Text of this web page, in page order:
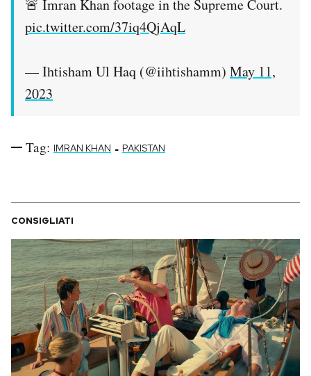
🚨 Imran Khan footage in the Supreme Court.
pic.twitter.com/37iq4QjAqL
— Ihtisham Ul Haq (@iihtishamm) May 11,
2023
Tag: IMRAN KHAN - PAKISTAN
CONSIGLIATI